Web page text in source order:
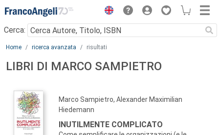
Menu
Cerca:
Main content
Home ricerca avanzata risultati
LIBRI DI MARCO SAMPIETRO
Marco Sampietro, Alexander Maximilian
Hiedemann
INUTILMENTE COMPLICATO